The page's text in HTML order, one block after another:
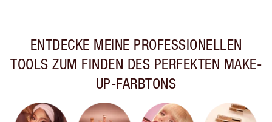
ENTDECKE MEINE PROFESSIONELLEN
TOOLS ZUM FINDEN DES PERFEKTEN MAKE-
UP-FARBTONS